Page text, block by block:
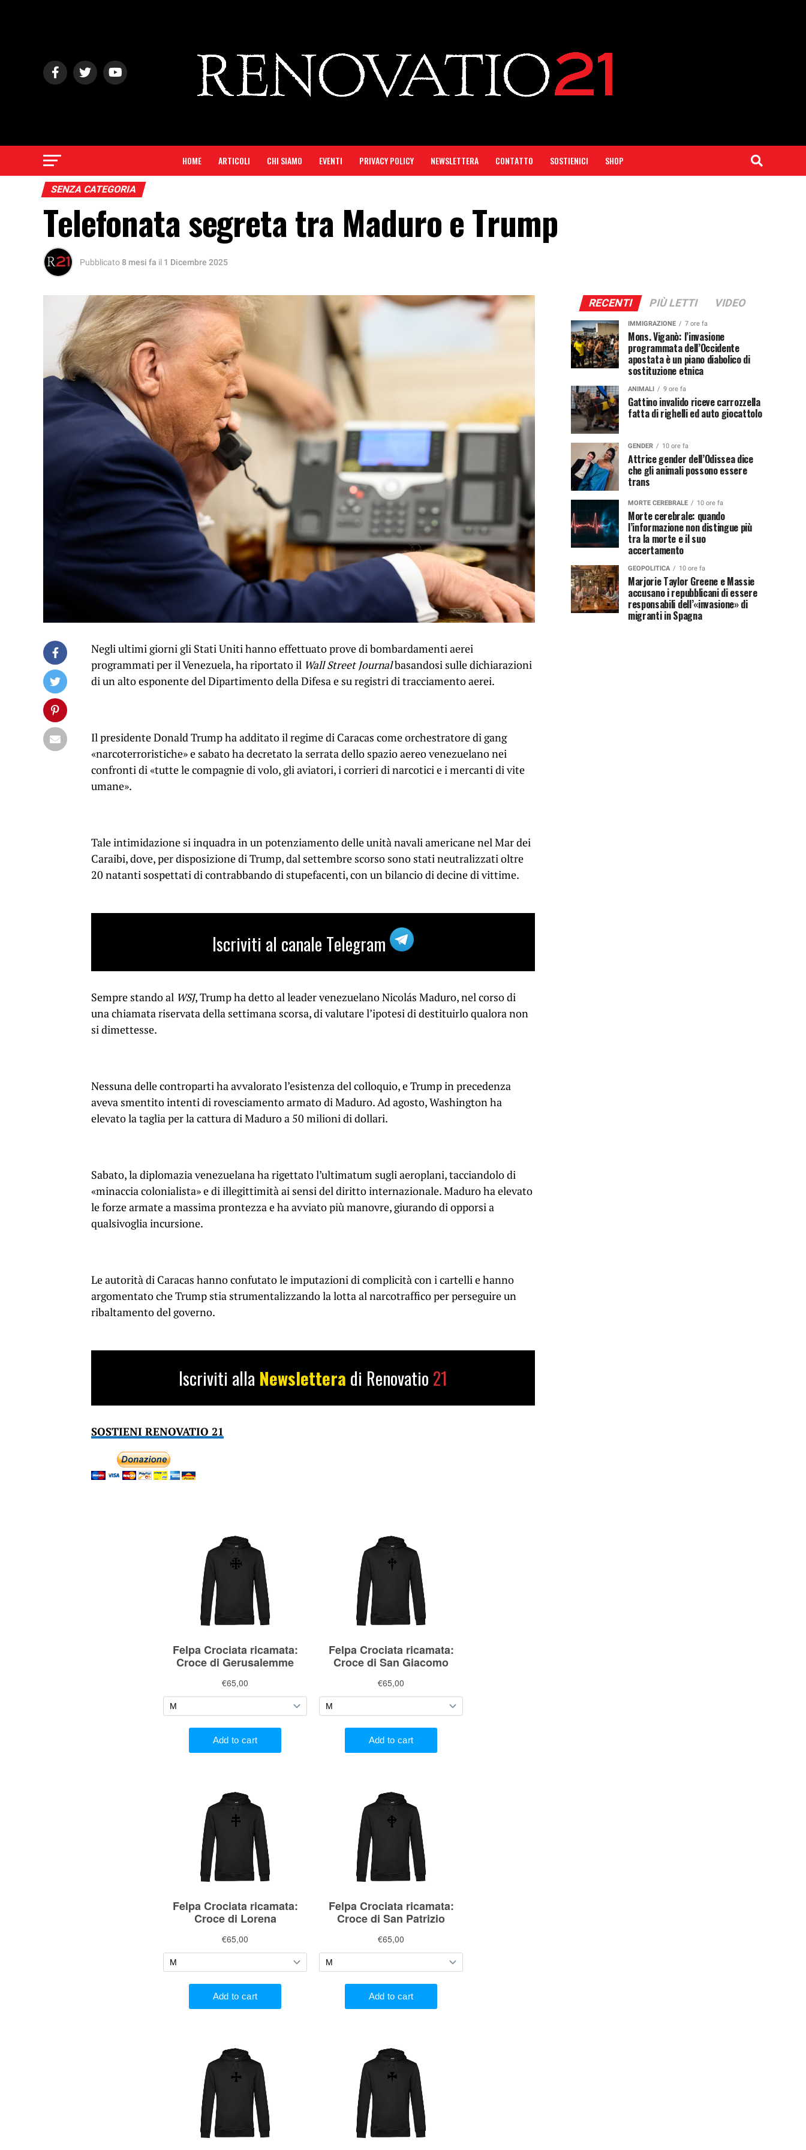
HOME ARTICOLI CHI SIAMO EVENTI PRIVACY POLICY NEWSLETTERA CONTATTO SOSTIENICI SHOP
SENZA CATEGORIA
Telefonata segreta tra Maduro e Trump
Pubblicato 8 mesi fa il 1 Dicembre 2025
Negli ultimi giorni gli Stati Uniti hanno effettuato prove di bombardamenti aerei
programmati per il Venezuela, ha riportato il Wall Street Journalbasandosi sulle dichiarazioni
di un alto esponente del Dipartimento della Difesa e su registri di tracciamento aerei.
Il presidente Donald Trump ha additato il regime di Caracas come orchestratore di gang
«narcoterroristiche» e sabato ha decretato la serrata dello spazio aereo venezuelano nei
confronti di «tutte le compagnie di volo, gli aviatori, i corrieri di narcotici e i mercanti di vite
umane».
Tale intimidazione si inquadra in un potenziamento delle unità navali americane nel Mar dei
Caraibi, dove, per disposizione di Trump, dal settembre scorso sono stati neutralizzati oltre
20 natanti sospettati di contrabbando di stupefacenti, con un bilancio di decine di vittime.
Iscriviti al canale Telegram
Sempre stando al WSJ, Trump ha detto al leader venezuelano Nicolás Maduro, nel corso di
una chiamata riservata della settimana scorsa, di valutare l’ipotesi di destituirlo qualora non
si dimettesse.
Nessuna delle controparti ha avvalorato l’esistenza del colloquio, e Trump in precedenza
aveva smentito intenti di rovesciamento armato di Maduro. Ad agosto, Washington ha
elevato la taglia per la cattura di Maduro a 50 milioni di dollari.
Sabato, la diplomazia venezuelana ha rigettato l’ultimatum sugli aeroplani, tacciandolo di
«minaccia colonialista» e di illegittimità ai sensi del diritto internazionale. Maduro ha elevato
le forze armate a massima prontezza e ha avviato più manovre, giurando di opporsi a
qualsivoglia incursione.
Le autorità di Caracas hanno confutato le imputazioni di complicità con i cartelli e hanno
argomentato che Trump stia strumentalizzando la lotta al narcotraffico per perseguire un
ribaltamento del governo.
Iscriviti alla Newslettera di Renovatio 21
SOSTIENI RENOVATIO 21
RECENTI PIÙ LETTI VIDEO
IMMIGRAZIONE 7 ore fa
Mons. Viganò: l’invasione
programmata dell’Occidente
apostata è un piano diabolico di
sostituzione etnica
ANIMALI 9 ore fa
Gattino invalido riceve carrozzella
fatta di righelli ed auto giocattolo
GENDER 10 ore fa
Attrice gender dell’Odissea dice
che gli animali possono essere
trans
MORTE CEREBRALE 10 ore fa
Morte cerebrale: quando
l’informazione non distingue più
tra la morte e il suo
accertamento
GEOPOLITICA 10 ore fa
Marjorie Taylor Greene e Massie
accusano i repubblicani di essere
responsabili dell’«invasione» di
migranti in Spagna